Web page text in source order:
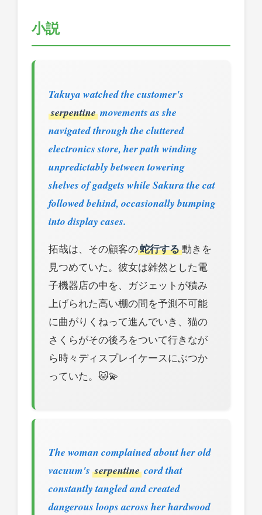
小説
Takuya watched the customer's
serpentine movements as she
navigated through the cluttered
electronics store, her path winding
unpredictably between towering
shelves of gadgets while Sakura the cat
followed behind, occasionally bumping
into display cases.
拓哉は、その顧客の蛇行する動きを
見つめていた。彼女は雑然とした電
子機器店の中を、ガジェットが積み
上げられた高い棚の間を予測不可能
に曲がりくねって進んでいき、猫の
さくらがその後ろをついて行きなが
ら時々ディスプレイケースにぶつか
っていた。🐱💫
The woman complained about her old
vacuum's serpentine cord that
constantly tangled and created
dangerous loops across her hardwood